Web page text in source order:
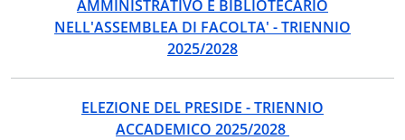
AMMINISTRATIVO E BIBLIOTECARIO
NELL'ASSEMBLEA DI FACOLTA' - TRIENNIO
2025/2028
ELEZIONE DEL PRESIDE - TRIENNIO
ACCADEMICO 2025/2028